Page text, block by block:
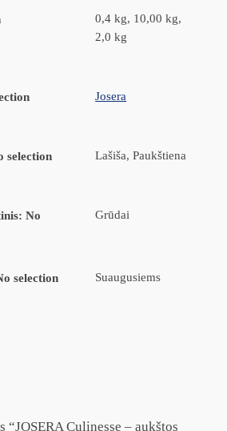
0,4 kg, 10,00 kg,
2,0 kg
Josera
selection Lašiša, Paukštiena
: No
Grūdai
selection Suaugusiems
“JOSERA Culinesse – aukštos